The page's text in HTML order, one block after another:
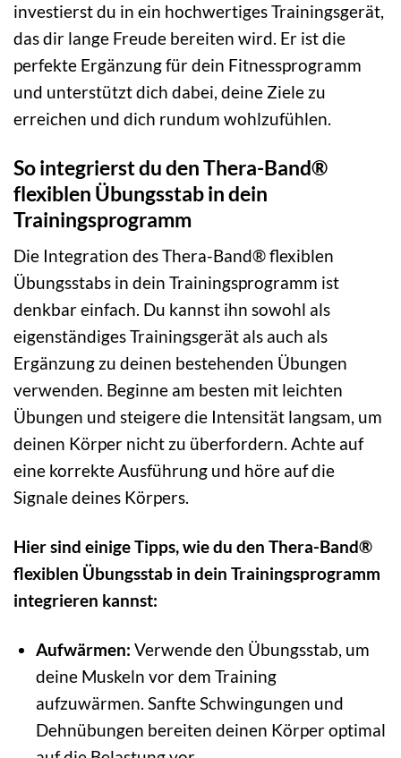
investierst du in ein hochwertiges Trainingsgerät,
das dir lange Freude bereiten wird. Er ist die
perfekte Ergänzung für dein Fitnessprogramm
und unterstützt dich dabei, deine Ziele zu
erreichen und dich rundum wohlzufühlen.
So integrierst du den Thera-Band®
flexiblen Übungsstab in dein
Trainingsprogramm
Die Integration des Thera-Band® flexiblen
Übungsstabs in dein Trainingsprogramm ist
denkbar einfach. Du kannst ihn sowohl als
eigenständiges Trainingsgerät als auch als
Ergänzung zu deinen bestehenden Übungen
verwenden. Beginne am besten mit leichten
Übungen und steigere die Intensität langsam, um
deinen Körper nicht zu überfordern. Achte auf
eine korrekte Ausführung und höre auf die
Signale deines Körpers.
Hier sind einige Tipps, wie du den Thera-Band®
flexiblen Übungsstab in dein Trainingsprogramm
integrieren kannst:
Aufwärmen: Verwende den Übungsstab, um
deine Muskeln vor dem Training
aufzuwärmen. Sanfte Schwingungen und
Dehnübungen bereiten deinen Körper optimal